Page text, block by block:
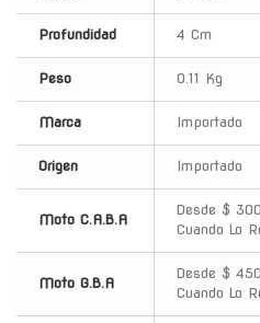
Profundidad 4 Cm
Peso 0.11 Kg
Marca Importado
Origen Importado
Moto C.A.B.A
Desde $
Cuando Lo
Moto G.B.A
Desde $
Cuando Lo